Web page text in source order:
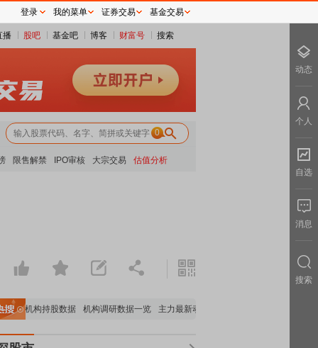
播 股吧 基金吧 博客 财富号 搜索
0
限售解禁 IPO审核 大宗交易 估值分析
要机构持股数据 机构调研数据一览 主力最新动向
登录 我的菜单 证券交易 基金交易
动态
个人
自选
消息
搜索